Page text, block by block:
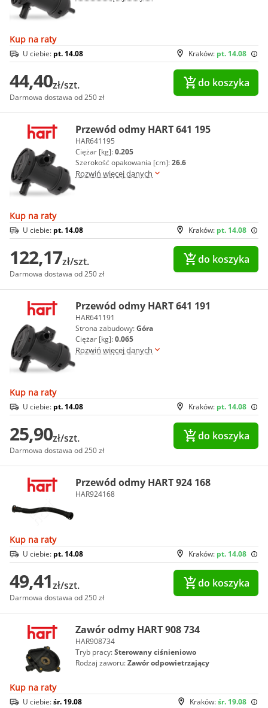
Kup na raty
Kraków: pt. 14.08
U ciebie: pt. 14.08
44,40zł/szt.
Darmowa dostawa od 250 zł
do koszyka
Przewód odmy HART 641 195
HAR641195
Ciężar [kg]:0.205
Szerokość opakowania [cm]:26.6
Rozwiń więcej danych
Kup na raty
Kraków: pt. 14.08
U ciebie: pt. 14.08
122,17zł/szt.
Darmowa dostawa od 250 zł
do koszyka
Przewód odmy HART 641 191
HAR641191
Strona zabudowy:Góra
Ciężar [kg]:0.065
Rozwiń więcej danych
Kup na raty
Kraków: pt. 14.08
U ciebie: pt. 14.08
25,90zł/szt.
Darmowa dostawa od 250 zł
do koszyka
Przewód odmy HART 924 168
HAR924168
Kup na raty
Kraków: pt. 14.08
U ciebie: pt. 14.08
49,41zł/szt.
Darmowa dostawa od 250 zł
do koszyka
Zawór odmy HART 908 734
HAR908734
Tryb pracy:Sterowany ciśnieniowo
Rodzaj zaworu:Zawór odpowietrzający
Kup na raty
Kraków:śr. 19.08
U ciebie:śr. 19.08